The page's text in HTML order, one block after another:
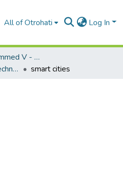
All of Otrohati Log In
Université Mohammed V - Rabat
CEDoc - Sciences et Techniques pour l’ingénieur
smart cities